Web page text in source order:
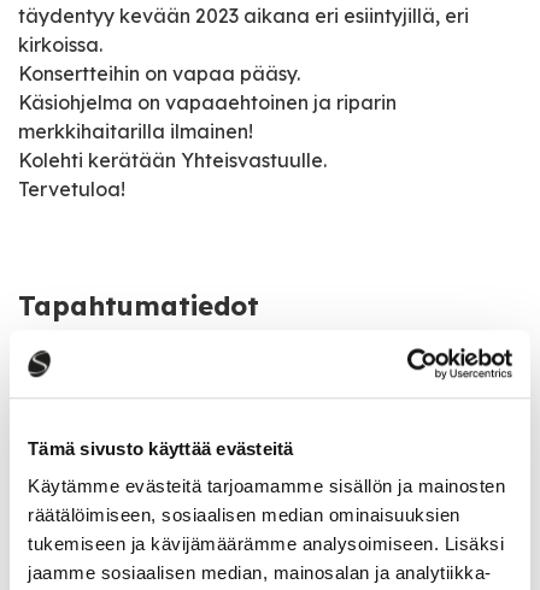
Tämä sivusto käyttää evästeitä
Käytämme evästeitä tarjoamamme sisällön ja mainosten
räätälöimiseen, sosiaalisen median ominaisuuksien
tukemiseen ja kävijämäärämme analysoimiseen. Lisäksi
jaamme sosiaalisen median, mainosalan ja analytiikka-
täydentyy kevään 2023 aikana eri esiintyjillä, eri
kirkoissa.
Konsertteihin on vapaa pääsy.
Käsiohjelma on vapaaehtoinen ja riparin
merkkihaitarilla ilmainen!
Kolehti kerätään Yhteisvastuulle.
Tervetuloa!
Tapahtumatiedot
Katso kaikki tapahtumat